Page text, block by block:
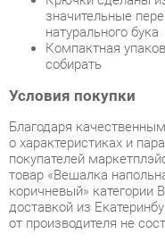
Условия покупки
Благодаря
о характеристиках и
товар «Вешалка
доставкой из
от производителя не
Мы отправляем заказы в
ассортимента в наличии
получите не позднее48-
заказа. Дополнительно
и сборку мебельных